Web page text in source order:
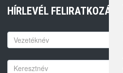
HÍRLEVÉL FELIRATKOZÁS
Keresztnév
Vezetéknév